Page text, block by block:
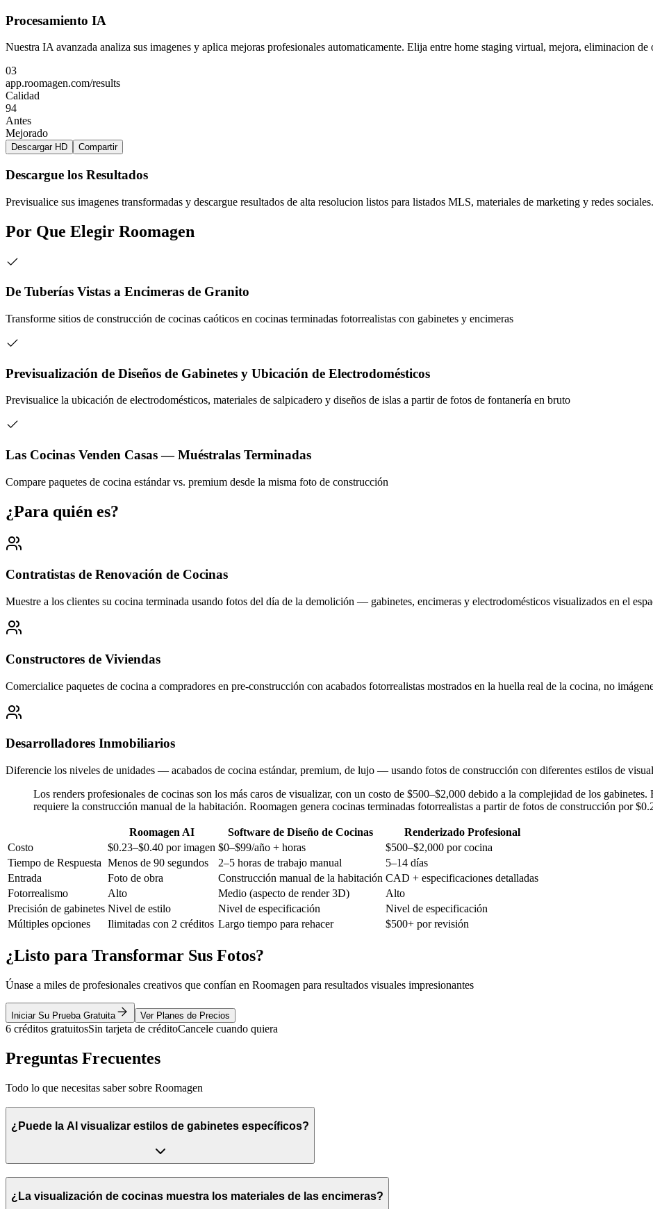
Procesamiento IA
Nuestra IA avanzada analiza sus imagenes y aplica mejoras profesionales automaticamente. Elija entre home staging virtual, mejora, eliminacion de
03
app.roomagen.com/results
Calidad
94
Antes
Mejorado
Descargar HD Compartir
Descargue los Resultados
Previsualice sus imagenes transformadas y descargue resultados de alta resolucion listos para listados MLS, materiales de marketing y redes
Por Que Elegir Roomagen
De Tuberías Vistas a Encimeras de Granito
Transforme sitios de construcción de cocinas caóticos en cocinas terminadas fotorrealistas con gabinetes y encimeras
Previsualización de Diseños de Gabinetes y Ubicación de Electrodomésticos
Previsualice la ubicación de electrodomésticos, materiales de salpicadero y diseños de islas a partir de fotos de fontanería en bruto
Las Cocinas Venden Casas — Muéstralas Terminadas
Compare paquetes de cocina estándar vs. premium desde la misma foto de construcción
¿Para quién es?
Contratistas de Renovación de Cocinas
Muestre a los clientes su cocina terminada usando fotos del día de la demolición — gabinetes, encimeras y electrodomésticos visualizados en el
Constructores de Viviendas
Comercialice paquetes de cocina a compradores en pre-construcción con acabados fotorrealistas mostrados en la huella real de la cocina, no
Desarrolladores Inmobiliarios
Diferencie los niveles de unidades — acabados de cocina estándar, premium, de lujo — usando fotos de construcción con diferentes estilos de
Los renders profesionales de cocinas son los más caros de visualizar, con un costo de $500–$2,000 debido a la complejidad de los
requiere la construcción manual de la habitación. Roomagen genera cocinas terminadas fotorrealistas a partir de fotos de construcción por
Roomagen AI Software de Diseño de Cocinas
Renderizado Profesional
Costo
$0.23–$0.40 por imagen $0–$99/año + horas
$500–$2,000 por cocina
Tiempo de Respuesta Menos de 90 segundos 2–5 horas de trabajo manual
5–14 días
Entrada
Foto de obra Construcción manual de la habitación CAD + especificaciones detalladas
Fotorrealismo
Alto Medio (aspecto de render 3D)
Alto
Precisión de gabinetes Nivel de estilo Nivel de especificación
Nivel de especificación
Múltiples opciones
Ilimitadas con 2 créditos Largo tiempo para rehacer $500+ por revisión
¿Listo para Transformar Sus Fotos?
Únase a miles de profesionales creativos que confían en Roomagen para resultados visuales impresionantes
Iniciar Su Prueba Gratuita Ver Planes de Precios
6 créditos gratuitosSin tarjeta de créditoCancele cuando quiera
Preguntas Frecuentes
Todo lo que necesitas saber sobre Roomagen
¿Puede la AI visualizar estilos de gabinetes específicos?
¿La visualización de cocinas muestra los materiales de las encimeras?